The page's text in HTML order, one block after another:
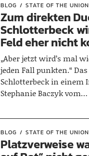
BLOG STATE OF THE UNION
Zum direkten
Schlotterbeck
Feld eher nicht
„Aber jetzt wird’s mal
jeden Fall punkten.“
Schlotterbeck in einem
Stephanie Baczyk vom…
BLOG STATE OF THE UNION
Platzverweise